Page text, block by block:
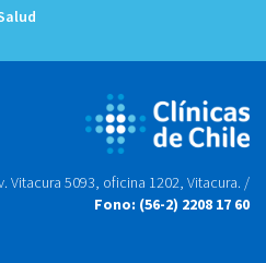
Vitacura 5093, oficina 1202, Vitacura. /
Fono: (56-2) 2208 17 60